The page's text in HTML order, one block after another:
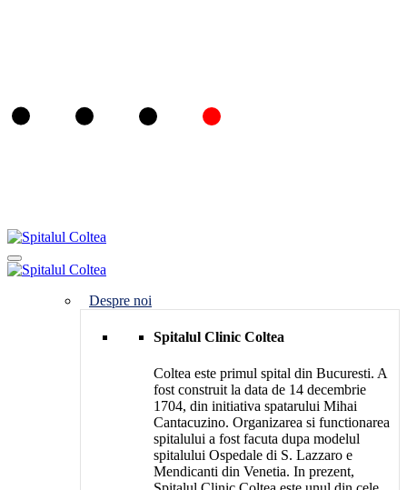
Despre noi
Spitalul Clinic Coltea
Coltea este primul spital din Bucuresti. A
fost construit la data de 14 decembrie
1704, din initiativa spatarului Mihai
Cantacuzino. Organizarea si functionarea
spitalului a fost facuta dupa modelul
spitalului Ospedale di S. Lazzaro e
Mendicanti din Venetia. In prezent,